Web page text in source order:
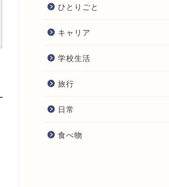
ひとりごと
キャリア
学校生活
旅行
日常
食べ物